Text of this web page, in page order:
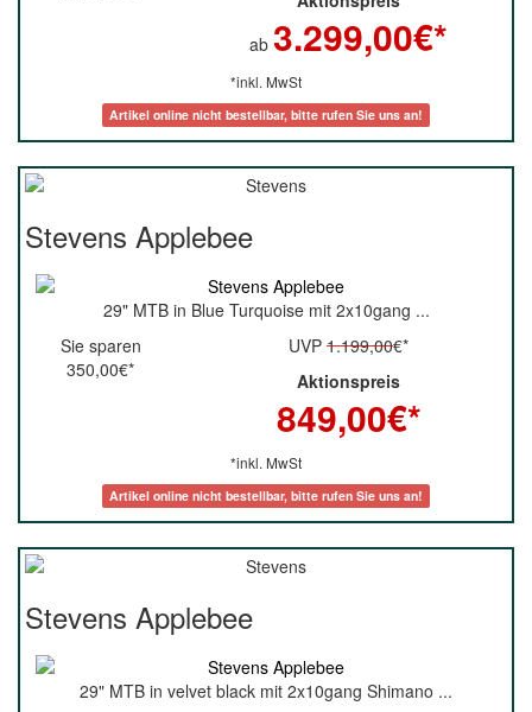
ab 3.299,00€*
*inkl. MwSt
Artikel online nicht bestellbar, bitte rufen Sie uns an!
Stevens Applebee
29" MTB in Blue Turquoise mit 2x10gang ...
Sie sparen
350,00€*
UVP 1.199,00€*
Aktionspreis
849,00€*
*inkl. MwSt
Artikel online nicht bestellbar, bitte rufen Sie uns an!
Stevens Applebee
29" MTB in velvet black mit 2x10gang Shimano ...